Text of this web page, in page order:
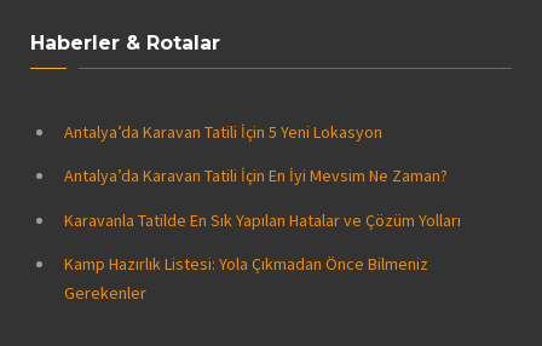
Haberler & Rotalar
Antalya’da Karavan Tatili İçin 5 Yeni Lokasyon
Antalya’da Karavan Tatili İçin En İyi Mevsim Ne Zaman?
Karavanla Tatilde En Sık Yapılan Hatalar ve Çözüm Yolları
Kamp Hazırlık Listesi: Yola Çıkmadan Önce Bilmeniz
Gerekenler